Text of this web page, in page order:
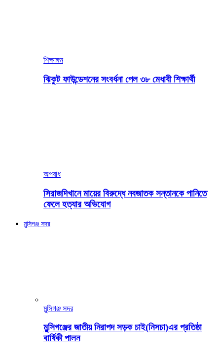
শিক্ষাঙ্গন
ঝিকুট ফাউন্ডেশনের সংবর্ধনা পেল ৩৮ মেধাবী শিক্ষার্থী
অপরাধ
সিরাজদিখানে মায়ের বিরুদ্ধে নবজাতক সন্তানকে পানিতে
ফেলে হত্যার অভিযোগ
মুন্সিগঞ্জ সদর
মুন্সিগঞ্জ সদর
মুন্সিগঞ্জের জাতীয় নিরাপদ সড়ক চাই(নিসচা)এর প্রতিষ্ঠা
বার্ষিকী পালন